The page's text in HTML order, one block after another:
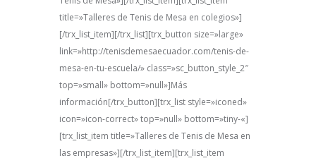
title=»Talleres de Tenis de Mesa en colegios»]
[/trx_list_item][/trx_list][trx_button size=»large»
link=»http://tenisdemesaecuador.com/tenis-de-
mesa-en-tu-escuela/» class=»sc_button_style_2″
top=»small» bottom=»null»]Más
información[/trx_button][trx_list style=»iconed»
icon=»icon-correct» top=»null» bottom=»tiny-«]
[trx_list_item title=»Talleres de Tenis de Mesa en
las empresas»][/trx_list_item][trx_list_item